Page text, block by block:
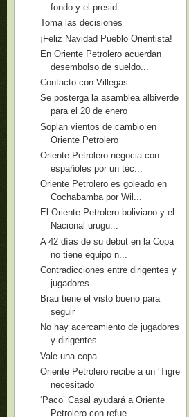
fondo y el presid...
Toma las decisiones
¡Feliz Navidad Pueblo Orientista!
En Oriente Petrolero acuerdan
desembolso de sueldo...
Contacto con Villegas
Se posterga la asamblea albiverde
para el 20 de enero
Soplan vientos de cambio en
Oriente Petrolero
Oriente Petrolero negocia con
españoles por un téc...
Oriente Petrolero es goleado en
Cochabamba por Wil...
El Oriente Petrolero boliviano y el
Nacional urugu...
A 42 días de su debut en la Copa
no tiene equipo n...
Contradicciones entre dirigentes y
jugadores
Brau tiene el visto bueno para
seguir
No hay acercamiento de jugadores
y dirigentes
Vale una copa
Oriente Petrolero recibe a un ‘Tigre’
necesitado
‘Paco’ Casal ayudará a Oriente
Petrolero con refue...